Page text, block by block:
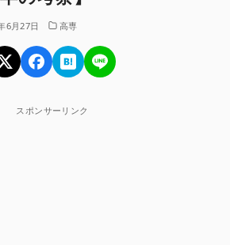
6月27日 高専
スポンサーリンク